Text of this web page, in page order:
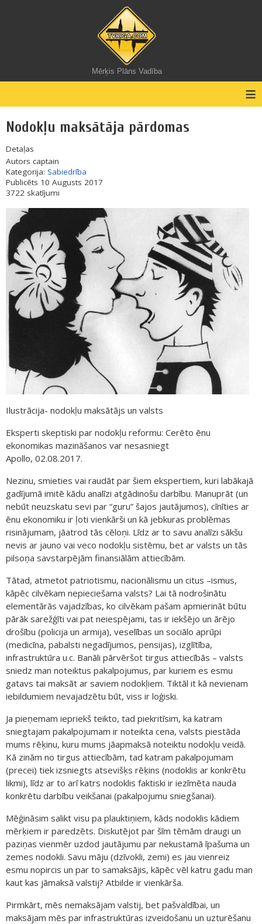
Mērķis Plāns Vadība
≡
Nodokļu maksātāja pārdomas
Detaļas
Autors captain
Kategorija: Sabiedrība
Publicēts 10 Augusts 2017
3722 skatījumi
Ilustrācija- nodokļu maksātājs un valsts
Eksperti skeptiski par nodokļu reformu: Cerēto ēnu
ekonomikas mazināšanos var nesasniegt
Apollo, 02.08.2017.
Nezinu, smieties vai raudāt par šiem ekspertiem, kuri labākajā
gadījumā imitē kādu analīzi atgādinošu darbību. Manuprāt (un
nebūt neuzskatu sevi par “guru” šajos jautājumos), cīnīties ar
ēnu ekonomiku ir ļoti vienkārši un kā jebkuras problēmas
risinājumam, jāatrod tās cēloņi. Līdz ar to savu analīzi sākšu
nevis ar jauno vai veco nodokļu sistēmu, bet ar valsts un tās
pilsoņa savstarpējām finansiālām attiecībām.
Tātad, atmetot patriotismu, nacionālismu un citus –ismus,
kāpēc cilvēkam nepieciešama valsts? Lai tā nodrošinātu
elementārās vajadzības, ko cilvēkam pašam apmierināt būtu
pārāk sarežģīti vai pat neiespējami, tas ir iekšējo un ārējo
drošību (policija un armija), veselības un sociālo aprūpi
(medicīna, pabalsti negadījumos, pensijas), izglītība,
infrastruktūra u.c. Banāli pārvēršot tirgus attiecībās – valsts
sniedz man noteiktus pakalpojumus, par kuriem es esmu
gatavs tai maksāt ar saviem nodokļiem. Tiktāl it kā nevienam
iebildumiem nevajadzētu būt, viss ir loģiski.
Ja pieņemam iepriekš teikto, tad piekritīsim, ka katram
sniegtajam pakalpojumam ir noteikta cena, valsts piestāda
mums rēķinu, kuru mums jāapmaksā noteiktu nodokļu veidā.
Kā zinām no tirgus attiecībām, tad katram pakalpojumam
(precei) tiek izsniegts atsevišķs rēķins (nodoklis ar konkrētu
likmi), līdz ar to arī katrs nodoklis faktiski ir iezīmēta nauda
konkrētu darbību veikšanai (pakalpojumu sniegšanai).
Mēģināsim salikt visu pa plauktiņiem, kāds nodoklis kādiem
mērķiem ir paredzēts. Diskutējot par šīm tēmām draugi un
paziņas vienmēr uzdod jautājumu par nekustamā īpašuma un
zemes nodokli. Savu māju (dzīvokli, zemi) es jau vienreiz
esmu nopircis un par to samaksājis, kāpēc vēl katru gadu man
kaut kas jāmaksā valstij? Atbilde ir vienkārša.
Pirmkārt, mēs nemaksājam valstij, bet pašvaldībai, un
maksājam mēs par infrastruktūras izveidošanu un uzturēšanu